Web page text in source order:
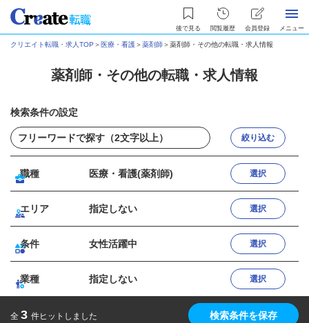
後で見る 閲覧履歴 会員登録 メニュー
クリエイト転職・求人TOP ＞ 医療・看護＞薬剤師＞薬剤師・その他の転職・求人情報
薬剤師・その他の転職・求人情報
検索条件の設定
絞り込む
職種 医療・看護(薬剤師) 選択
エリア 指定しない 選択
条件 女性活躍中 選択
業種 指定しない 選択
全 3 件ヒットしました 検索条件を保存